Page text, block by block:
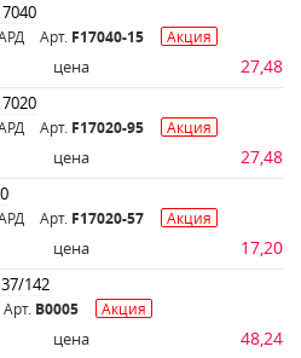
Арт. F17040-15 Акция
цена 27,48
Арт. F17020-95 Акция
цена 27,48
Арт. F17020-57 Акция
цена 17,20
142
Арт. B0005 Акция
цена 48,24